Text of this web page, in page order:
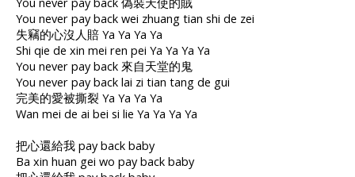
You never pay back wei zhuang tian shi de zei
失竊的心沒人賠 Ya Ya Ya Ya
Shi qie de xin mei ren pei Ya Ya Ya Ya
You never pay back 來自天堂的鬼
You never pay back lai zi tian tang de gui
完美的愛被撕裂 Ya Ya Ya Ya
Wan mei de ai bei si lie Ya Ya Ya Ya
把心還給我 pay back baby
Ba xin huan gei wo pay back baby